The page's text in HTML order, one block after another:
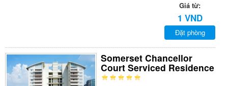
Giá từ:
1 VND
Đặt phòng
Somerset Chancellor
Court Serviced Residence